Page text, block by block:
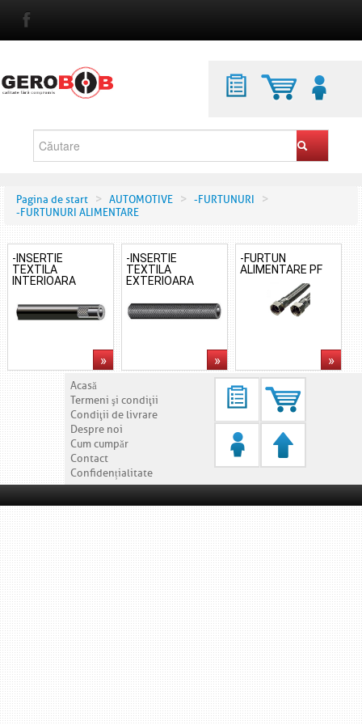
Pagina de start > AUTOMOTIVE > -FURTUNURI >
-FURTUNURI ALIMENTARE
-INSERTIE
TEXTILA
INTERIOARA
»
-INSERTIE
TEXTILA
EXTERIOARA
»
-FURTUN
ALIMENTARE PF
»
Acasă
Termeni şi condiţii
Condiţii de livrare
Despre noi
Cum cumpăr
Contact
Confidențialitate